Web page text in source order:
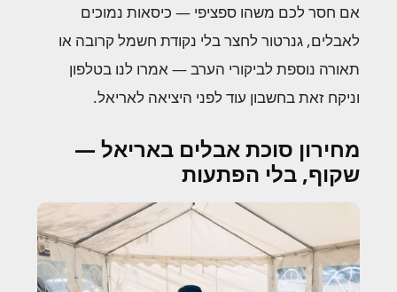
אם חסר לכם משהו ספציפי — כיסאות נמוכים
לאבלים, גנרטור לחצר בלי נקודת חשמל קרובה או
תאורה נוספת לביקורי הערב — אמרו לנו בטלפון
וניקח זאת בחשבון עוד לפני היציאה לאריאל.
מחירון סוכת אבלים באריאל —
שקוף, בלי הפתעות